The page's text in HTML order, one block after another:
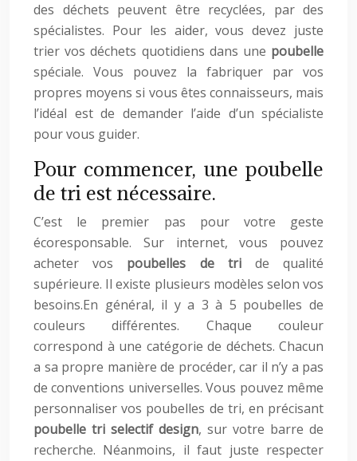
des déchets peuvent être recyclées, par des
spécialistes. Pour les aider, vous devez juste
trier vos déchets quotidiens dans une poubelle
spéciale. Vous pouvez la fabriquer par vos
propres moyens si vous êtes connaisseurs, mais
l’idéal est de demander l’aide d’un spécialiste
pour vous guider.
Pour commencer, une poubelle
de tri est nécessaire.
C’est le premier pas pour votre geste
écoresponsable. Sur internet, vous pouvez
acheter vos poubelles de tride qualité
supérieure. Il existe plusieurs modèles selon vos
besoins.En général, il y a 3 à 5 poubelles de
couleurs différentes. Chaque couleur
correspond à une catégorie de déchets. Chacun
a sa propre manière de procéder, car il n’y a pas
de conventions universelles. Vous pouvez même
personnaliser vos poubelles de tri, en précisant
poubelle tri selectif design, sur votre barre de
recherche. Néanmoins, il faut juste respecter